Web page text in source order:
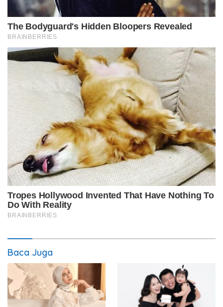
Baca Juga